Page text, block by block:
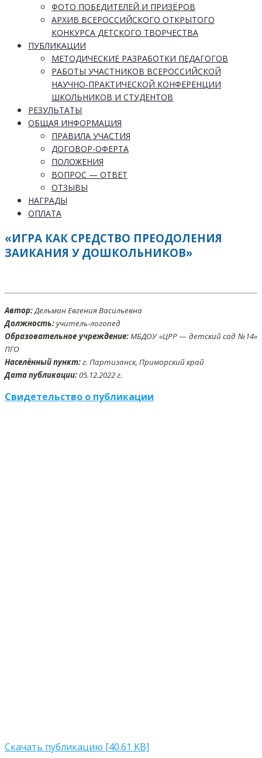
ФОТО ПОБЕДИТЕЛЕЙ И ПРИЗЁРОВ
АРХИВ ВСЕРОССИЙСКОГО ОТКРЫТОГО
КОНКУРСА ДЕТСКОГО ТВОРЧЕСТВА
ПУБЛИКАЦИИ
МЕТОДИЧЕСКИЕ РАЗРАБОТКИ ПЕДАГОГОВ
РАБОТЫ УЧАСТНИКОВ ВСЕРОССИЙСКОЙ
НАУЧНО-ПРАКТИЧЕСКОЙ КОНФЕРЕНЦИИ
ШКОЛЬНИКОВ И СТУДЕНТОВ
РЕЗУЛЬТАТЫ
ОБЩАЯ ИНФОРМАЦИЯ
ПРАВИЛА УЧАСТИЯ
ДОГОВОР-ОФЕРТА
ПОЛОЖЕНИЯ
ВОПРОС — ОТВЕТ
ОТЗЫВЫ
НАГРАДЫ
ОПЛАТА
«ИГРА КАК СРЕДСТВО ПРЕОДОЛЕНИЯ
ЗАИКАНИЯ У ДОШКОЛЬНИКОВ»
Автор:Дельман Евгения Васильевна
Должность:учитель-логопед
Образовательное учреждение:МБДОУ «ЦРР — детский сад №14»
ПГО
Населённый пункт:г. Партизанск, Приморский край
Дата публикации:05.12.2022 г.
Свидетельство о публикации
Скачать публикацию [40.61 KB]